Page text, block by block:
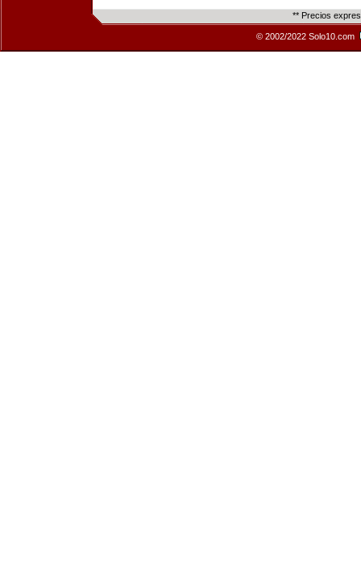
** Precios
© 2002/2022 Solo10.com